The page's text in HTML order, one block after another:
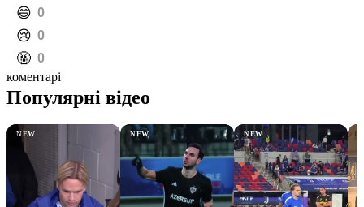
️😄 0
️😢 0
️🤬 0
коментарі